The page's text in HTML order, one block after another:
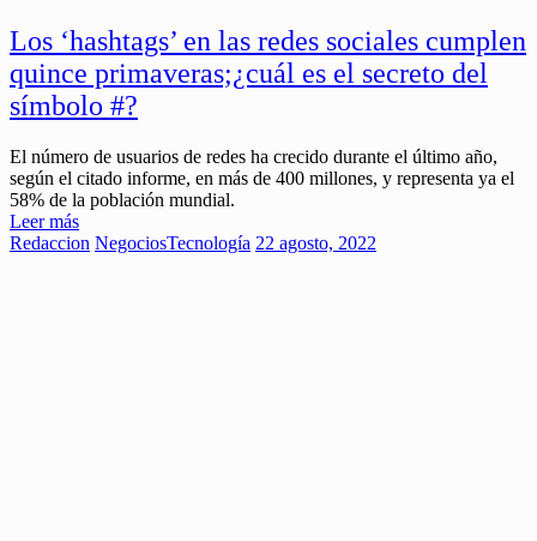
Los ‘hashtags’ en las redes sociales cumplen
quince primaveras;¿cuál es el secreto del
símbolo #?
El número de usuarios de redes ha crecido durante el último año,
según el citado informe, en más de 400 millones, y representa ya el
58% de la población mundial.
Leer más
Redaccion NegociosTecnología 22 agosto, 2022